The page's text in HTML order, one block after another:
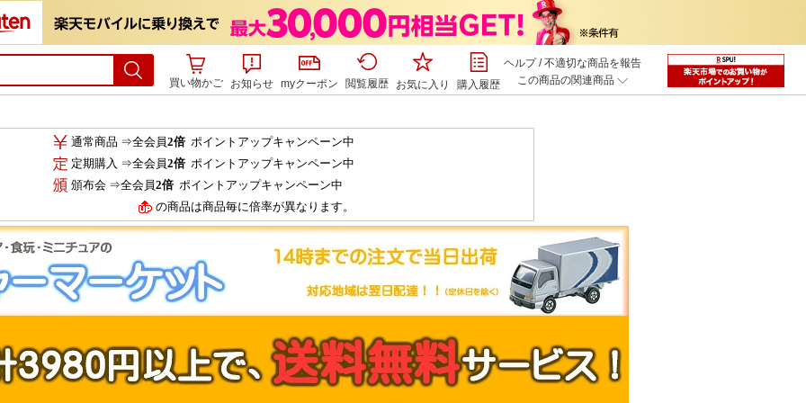
買い物かご お知らせ myクーポン 閲覧履歴 お気に入り 購入履歴
ヘルプ/不適切な商品を報告
この商品の関連商品
通常商品 ⇒全会員2倍ポイントアップキャンペーン中
定期購入 ⇒全会員2倍ポイントアップキャンペーン中
頒布会 ⇒全会員2倍ポイントアップキャンペーン中
の商品は商品毎に倍率が異なります。